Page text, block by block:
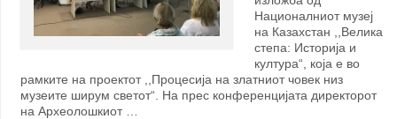
Националниот музеј
на Казахстан ,,Велика
степа: Историја и
култура“, која е во
рамките на проектот ,,Процесија на златниот човек низ
музеите ширум светот“. На прес конференцијата директорот
на Археолошкиот …